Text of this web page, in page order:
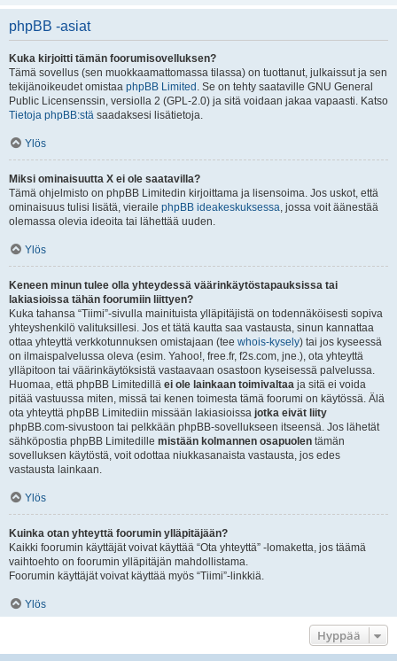
phpBB -asiat
Kuka kirjoitti tämän foorumisovelluksen?
Tämä sovellus (sen muokkaamattomassa tilassa) on tuottanut, julkaissut ja sen
tekijänoikeudet omistaa phpBB Limited . Se on tehty saataville GNU General
Public Licensenssin, versiolla 2 (GPL-2.0) ja sitä voidaan jakaa vapaasti. Katso
Tietoja phpBB:stä saadaksesi lisätietoja.
Ylös
Miksi ominaisuutta X ei ole saatavilla?
Tämä ohjelmisto on phpBB Limitedin kirjoittama ja lisensoima. Jos uskot, että
ominaisuus tulisi lisätä, vieraile phpBB ideakeskuksessa, jossa voit äänestää
olemassa olevia ideoita tai lähettää uuden.
Ylös
Keneen minun tulee olla yhteydessä väärinkäytöstapauksissa tai
lakiasioissa tähän foorumiin liittyen?
Kuka tahansa “Tiimi”-sivulla mainituista ylläpitäjistä on todennäköisesti sopiva
yhteyshenkilö valituksillesi. Jos et tätä kautta saa vastausta, sinun kannattaa
ottaa yhteyttä verkkotunnuksen omistajaan (tee whois-kysely) tai jos kyseessä
on ilmaispalvelussa oleva (esim. Yahoo!, free.fr, f2s.com, jne.), ota yhteyttä
ylläpitoon tai väärinkäytöksistä vastaavaan osastoon kyseisessä palvelussa.
Huomaa, että phpBB Limitedillä ei ole lainkaan toimivaltaa ja sitä ei voida
pitää vastuussa miten, missä tai kenen toimesta tämä foorumi on käytössä. Älä
ota yhteyttä phpBB Limitediin missään lakiasioissa jotka eivät liity
phpBB.com-sivustoon tai pelkkään phpBB-sovellukseen itseensä. Jos lähetät
sähköpostia phpBB Limitedille mistään kolmannen osapuolen tämän
sovelluksen käytöstä, voit odottaa niukkasanaista vastausta, jos edes
vastausta lainkaan.
Ylös
Kuinka otan yhteyttä foorumin ylläpitäjään?
Kaikki foorumin käyttäjät voivat käyttää “Ota yhteyttä” -lomaketta, jos täämä
vaihtoehto on foorumin ylläpitäjän mahdollistama.
Foorumin käyttäjät voivat käyttää myös “Tiimi”-linkkiä.
Ylös
Hyppää